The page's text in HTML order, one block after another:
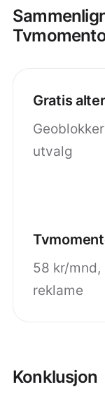
Gratis
utvalg
58 kr/mnd,
reklame
Konklusjon